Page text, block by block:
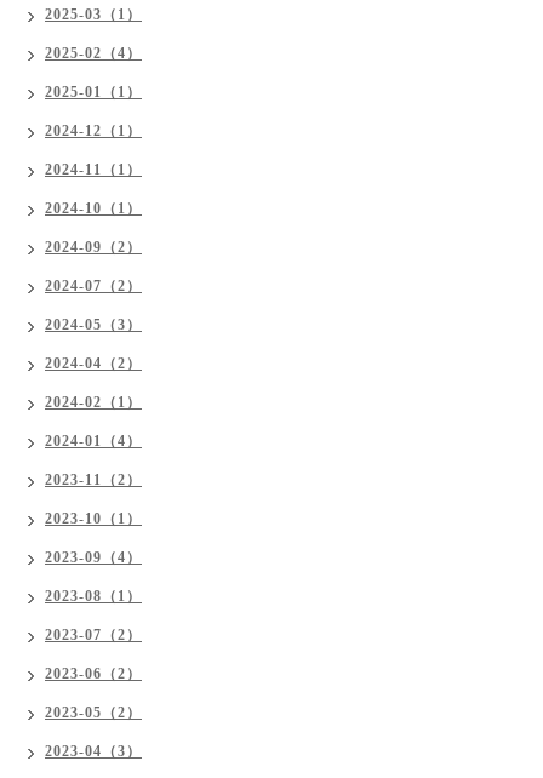
2025-03（1）
2025-02（4）
2025-01（1）
2024-12（1）
2024-11（1）
2024-10（1）
2024-09（2）
2024-07（2）
2024-05（3）
2024-04（2）
2024-02（1）
2024-01（4）
2023-11（2）
2023-10（1）
2023-09（4）
2023-08（1）
2023-07（2）
2023-06（2）
2023-05（2）
2023-04（3）